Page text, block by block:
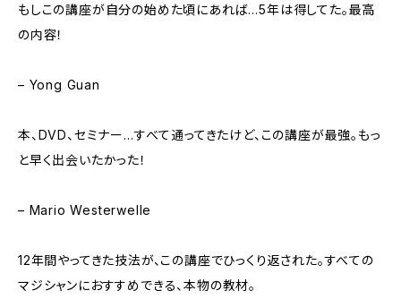
もしこの講座が自分の始めた頃にあれば…5年は得してた。最高
の内容！
– Yong Guan
本、DVD、セミナー…すべて通ってきたけど、この講座が最強。もっ
と早く出会いたかった！
– Mario Westerwelle
12年間やってきた技法が、この講座でひっくり返された。すべての
マジシャンにおすすめできる、本物の教材。